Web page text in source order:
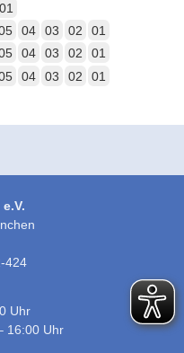
01
04 03 02 01
04 03 02 01
04 03 02
01
424
Uhr
16:00 Uhr